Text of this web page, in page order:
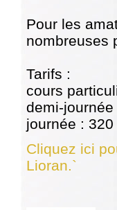
Pour les
nombreuses
Tarifs :
cours
demi-
journée : 320
Cliquez ici
Lioran.`